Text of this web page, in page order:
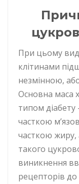
При цьому виді
клітинами
незмінною,
Основна маса
типом
часткою
часткою жиру,
такого
виникнення
рецепторів до